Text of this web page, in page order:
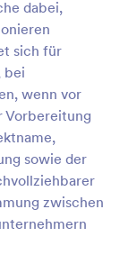
dabei,
sich für
bei
wenn vor
Vorbereitung
sowie der
zwischen